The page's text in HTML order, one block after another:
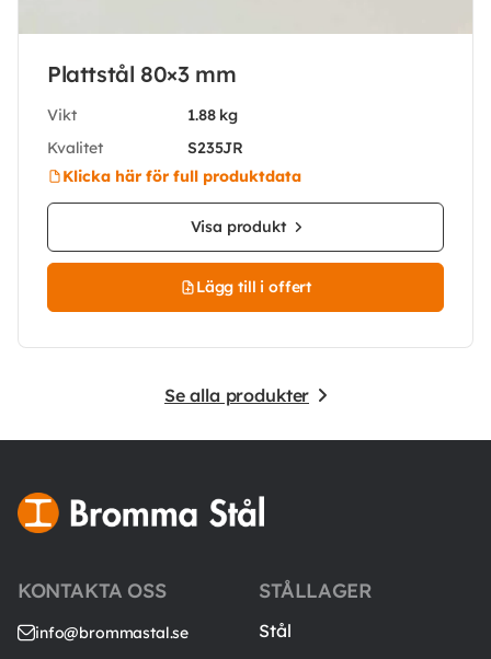
Plattstål 80×3 mm
Vikt
1.88 kg
Kvalitet
S235JR
Klicka här för full produktdata
Visa produkt
Lägg till i offert
Se alla produkter
KONTAKTA OSS
info@brommastal.se
STÅLLAGER
Stål